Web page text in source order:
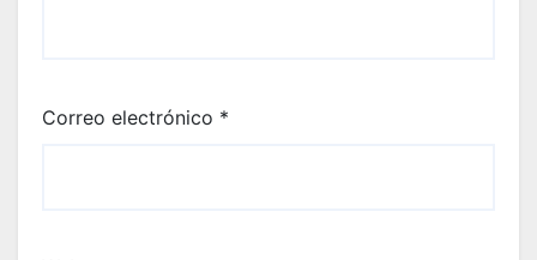
Correo electrónico *